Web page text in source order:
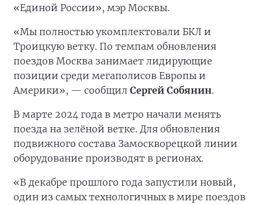
«Единой России», мэр Москвы.
«Мы полностью укомплектовали БКЛ и
Троицкую ветку. По темпам обновления
поездов Москва занимает лидирующие
позиции среди мегаполисов Европы и
Америки», — сообщил Сергей Собянин.
В марте 2024 года в метро начали менять
поезда на зелёной ветке. Для обновления
подвижного состава Замоскворецкой линии
оборудование производят в регионах.
«В декабре прошлого года запустили новый,
один из самых технологичных в мире поездов